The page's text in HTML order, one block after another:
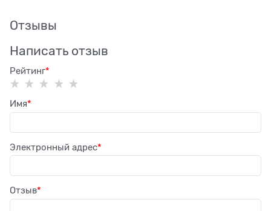
Отзывы
Написать отзыв
Рейтинг
Имя
Электронный адрес
Отзыв